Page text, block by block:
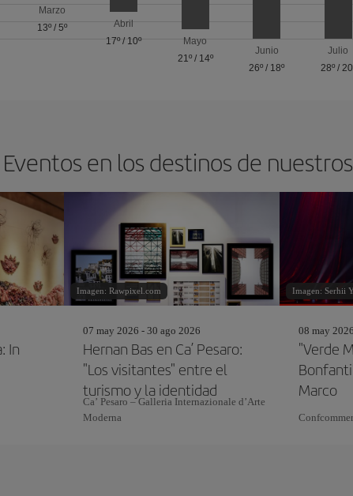
Marzo
13º /5º
Abril
17º/ 10º
Mayo
21º/ 14º
Junio
26º / 18º
Julio
28º/
Eventos en los destinos de
In
Imagen: Rawpixel.com
07 may 2026 - 30 ago 2026
Hernan Bas en Ca’ Pesaro:
"Los visitantes" entre el
turismo y la identidad
Ca’ Pesaro – Galleria Internazionale d’Arte
Moderna
Imagen: Serhii
08 may
"Verde
Marco